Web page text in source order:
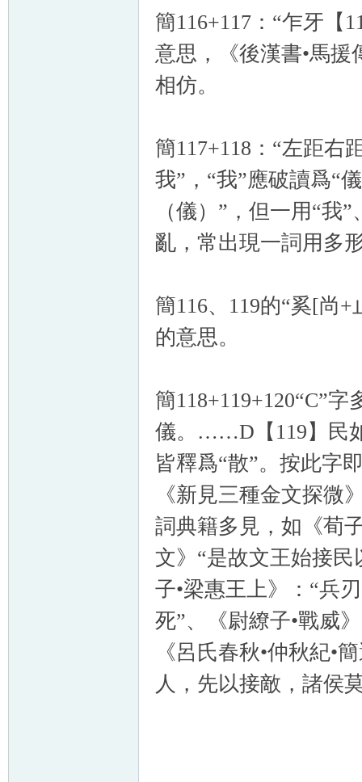
簡116+117：“乍牙【
意思，《後漢書•馬援
相仿。
簡117+118：“左距右
我”，“我”應破讀爲“
（儀）”，但一用“我
亂，常出現一詞用多
簡116、119的“奚[尚
的意思。
簡118+119+120“C”
儀。……D【119】民
皆釋爲“散”。按此字
《新見三種金文探微
詞典籍多見，如《荀
文》“是故文王始接
子•梁惠王上》：“兵
死”、《尉繚子•戰威
《呂氏春秋•仲秋紀•
人，先以接敵，諸侯